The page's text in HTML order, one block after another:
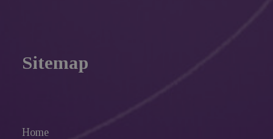
Sitemap
Home